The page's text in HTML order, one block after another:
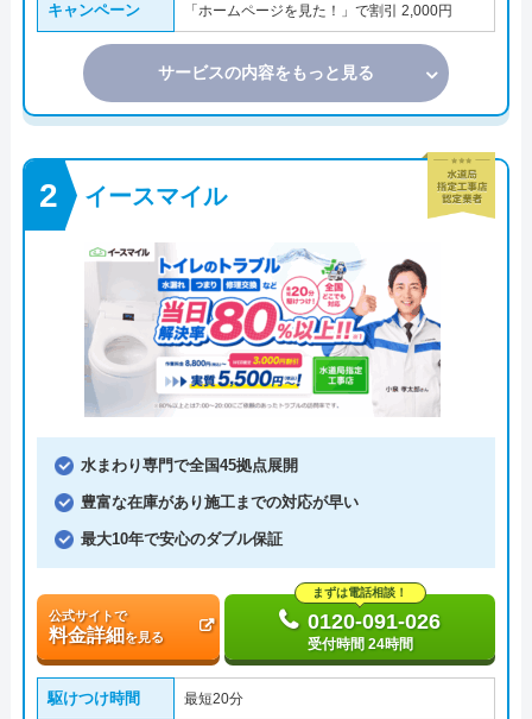
キャンペーン 「ホームページを見た！」で割引 2,000円
サービスの内容をもっと見る
イースマイル
水まわり専門で全国45拠点展開
豊富な在庫があり施工までの対応が早い
最大10年で安心のダブル保証
公式サイトで
料金詳細を見る
まずは電話相談！
0120-091-026
受付時間 24時間
駆けつけ時間 最短20分